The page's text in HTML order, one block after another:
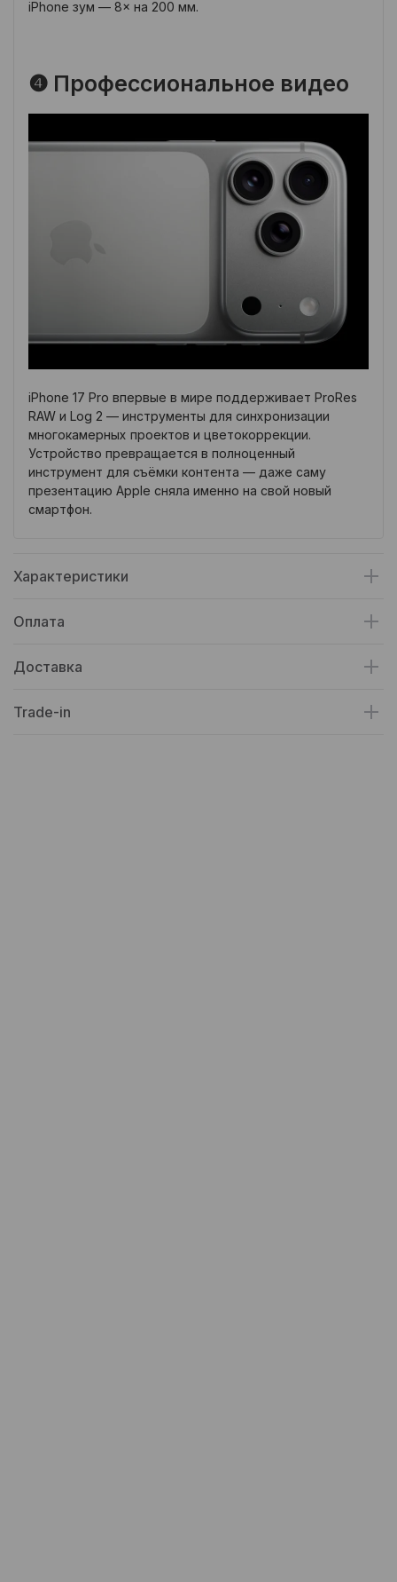
iPhone зум — 8× на 200 мм.
❹ Профессиональное видео
iPhone 17 Pro впервые в мире поддерживает ProRes
RAW и Log 2 — инструменты для синхронизации
многокамерных проектов и цветокоррекции.
Устройство превращается в полноценный
инструмент для съёмки контента — даже саму
презентацию Apple сняла именно на свой новый
смартфон.
Характеристики
Оплата
Доставка
Trade-in